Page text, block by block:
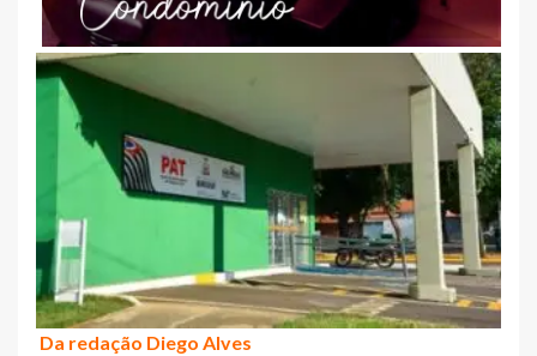
Da redação Diego Alves